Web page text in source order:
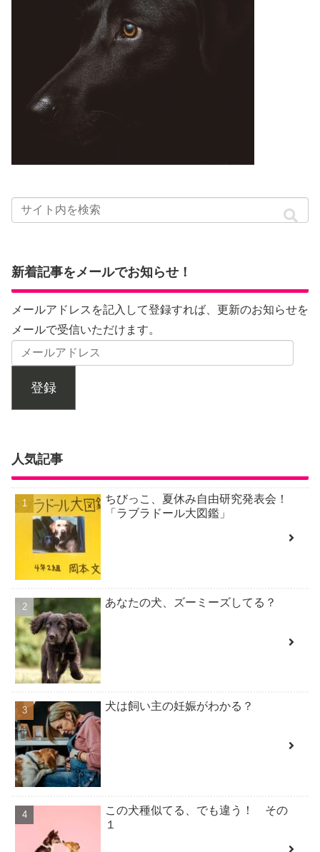
新着記事をメールでお知らせ！
メールアドレスを記入して登録すれば、更新のお知らせを
メールで受信いただけます。
登録
人気記事
ちびっこ、夏休み自由研究発表会！
「ラブラドール大図鑑」
あなたの犬、ズーミーズしてる？
犬は飼い主の妊娠がわかる？
この犬種似てる、でも違う！ その
１